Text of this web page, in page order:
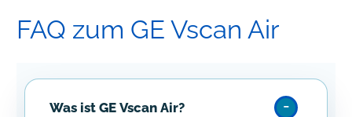
FAQ zum GE Vscan Air
Was ist GE Vscan Air?